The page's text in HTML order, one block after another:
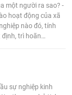
một người ra sao? -
hoạt động của xã
nào đó, tính
định, trì hoãn…
sự nghiệp kinh